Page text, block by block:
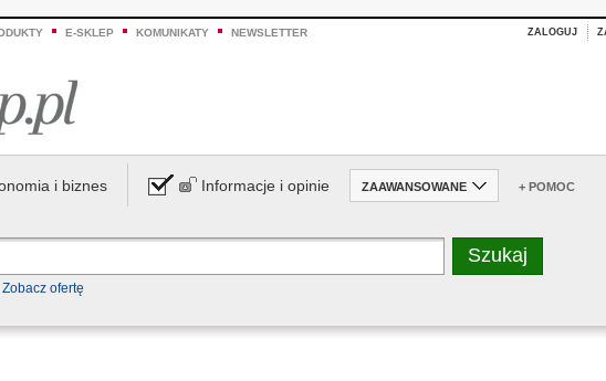
E-SKLEP KOMUNIKATY NEWSLETTER ZALOGUJ
i biznes Informacje i opinie ZAAWANSOWANE + POMOC
Zobacz ofertę